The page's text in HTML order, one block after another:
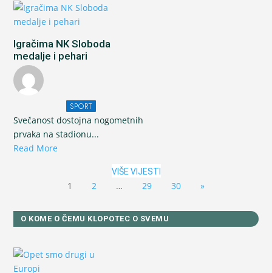
Igračima NK Sloboda
medalje i pehari
SPORT
Svečanost dostojna nogometnih
prvaka na stadionu...
Read More
VIŠE VIJESTI
1 2 … 29 30 »
O KOME O ČEMU KLOPOTEC O SVEMU